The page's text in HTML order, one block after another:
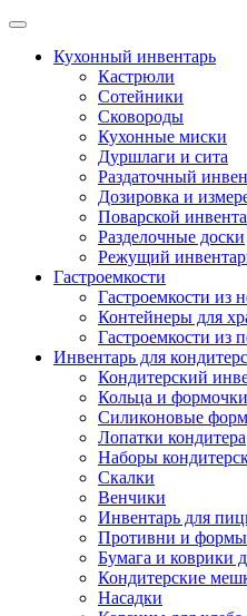
Skip
contentКухонный инвентарь
Кастрюли
Сотейники
Сковороды
Кухонные миски
Дуршлаги и сита
Раздаточный
Дозировка и
Поварской
Разделочные доски
Режущий
Гастроемкости
Гастроемкости из
Контейнеры для
Гастроемкости из
Инвентарь для
Кондитерский
Кольца и
Силиконовые
Лопатки кондитера
Наборы
Скалки
Венчики
Инвентарь для
Противни и формы
Бумага и коврики
Кондитерские
Насадки